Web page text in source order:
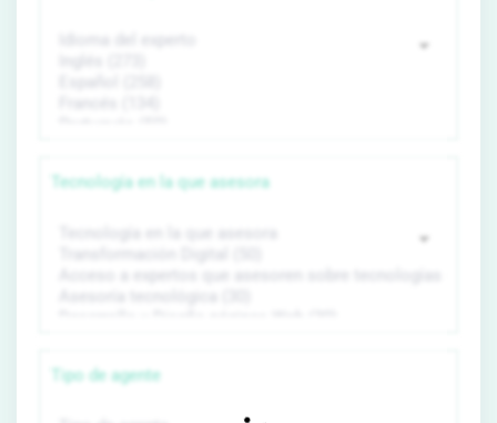
Tecnología en la que asesora
Tipo de agente